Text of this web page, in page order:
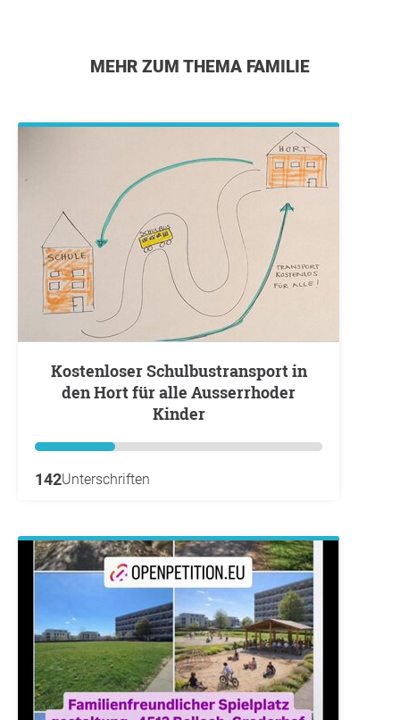
MEHR ZUM THEMA FAMILIE
Kostenloser Schulbustransport in
den Hort für alle Ausserrhoder
Kinder
142Unterschriften